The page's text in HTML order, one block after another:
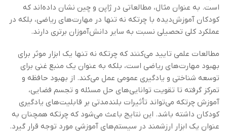
است. به عنوان مثال، مطالعاتی در ژاپن و چین نشان داده‌اند که
کودکان آموزش‌دیده با چرتکه نه تنها در مهارت‌های ریاضی، بلکه در
عملکرد کلی تحصیلی نسبت به سایر دانش‌آموزان برتری دارند.
مطالعات علمی تایید می‌کنند که چرتکه نه تنها یک ابزار موثر برای
بهبود مهارت‌های ریاضی است، بلکه به عنوان یک منبع غنی برای
توسعه شناختی و یادگیری عمومی عمل می‌کند. از بهبود حافظه و
تمرکز گرفته تا تقویت توانایی‌های حل مسئله و تجسم فضایی،
آموزش چرتکه می‌تواند تأثیرات بلندمدتی بر قابلیت‌های یادگیری
کودکان داشته باشد. این نتایج باعث می‌شود که چرتکه همچنان به
عنوان یک ابزار ارزشمند در سیستم‌های آموزشی مورد توجه قرار گیرد.